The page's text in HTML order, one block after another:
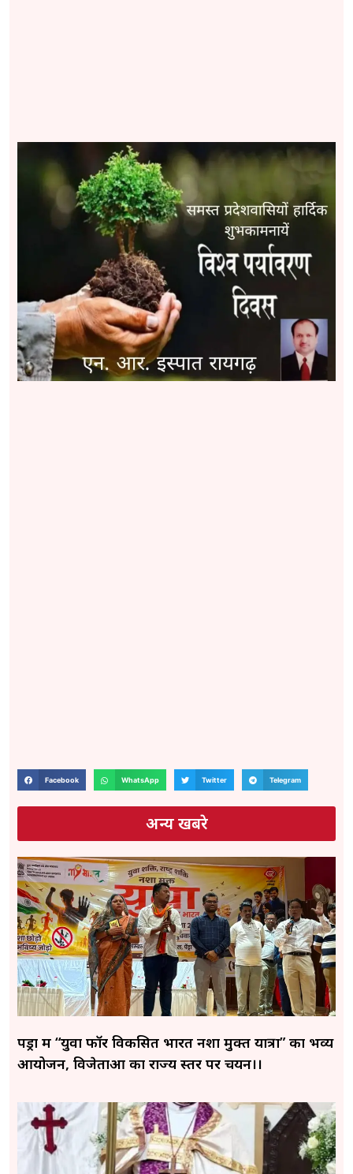
Facebook WhatsApp Twitter Telegram
अन्य खबरे
पेंड्रा में “युवा फॉर विकसित भारत नशा मुक्त यात्रा” का भव्य
आयोजन, विजेताओं का राज्य स्तर पर चयन।।